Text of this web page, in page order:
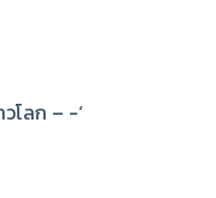
โลก – -‘